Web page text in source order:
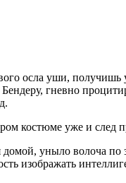
осла уши,
гневно
костюме уже и след
уныло волоча по
изображать